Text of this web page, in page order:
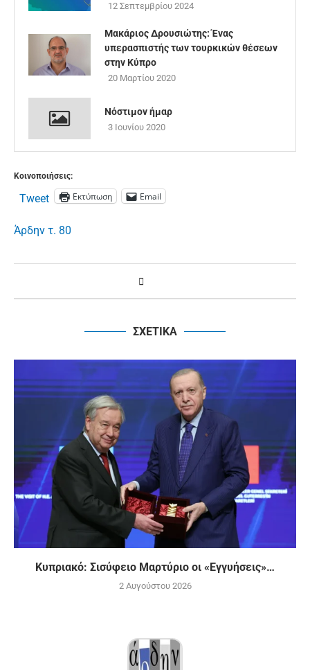
12 Σεπτεμβρίου 2024
Μακάριος Δρουσιώτης: Ένας
υπερασπιστής των τουρκικών θέσεων
στην Κύπρο
20 Μαρτίου 2020
Νόστιμον ήμαρ
3 Ιουνίου 2020
Κοινοποιήσεις:
Tweet Εκτύπωση Email
Άρδην τ. 80
ΣΧΕΤΙΚΑ
Κυπριακό: Σισύφειο Μαρτύριο οι «Εγγυήσεις»…
2 Αυγούστου 2026